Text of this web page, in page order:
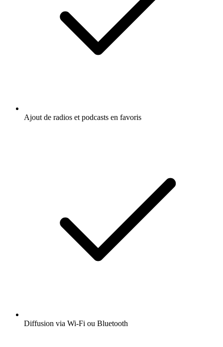
Ajout de radios et podcasts en favoris
Diffusion via Wi-Fi ou Bluetooth